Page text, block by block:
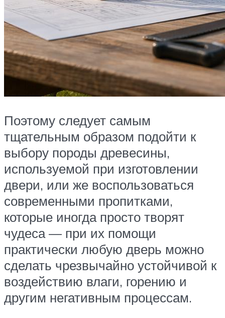
Поэтому следует самым
тщательным образом подойти к
выбору породы древесины,
используемой при изготовлении
двери, или же воспользоваться
современными пропитками,
которые иногда просто творят
чудеса — при их помощи
практически любую дверь можно
сделать чрезвычайно устойчивой к
воздействию влаги, горению и
другим негативным процессам.